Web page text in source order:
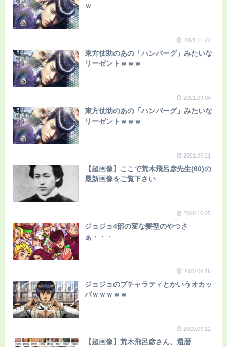
ｗ
2021.11.22
東方仗助のあの「ハンバーグ」みたいな
リーゼントｗｗｗ
2021.09.04
東方仗助のあの「ハンバーグ」みたいな
リーゼントｗｗｗ
2021.05.21
【超画像】ここで荒木飛呂彦先生(60)の
最新画像をご覧下さい
2020.10.25
ジョジョ4部の変な髪型のやつさ
ぁ・・・
2020.09.16
ジョジョのブチャラティとかいうオカッ
パｗｗｗｗｗ
2020.09.12
【超画像】荒木飛呂彦さん、還暦